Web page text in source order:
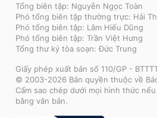
Tổng biên tập: Nguyễn Ngọc Toàn
Phó tổng biên tập thường trực: Hải
Phó tổng biên tập: Lâm Hiếu Dũng
Phó tổng biên tập: Trần Việt Hưng
Tổng thư ký tòa soạn: Đức Trung
Giấy phép xuất bản số 110/GP -
© 2003-2026 Bản quyền thuộc về
Cấm sao chép dưới mọi hình thức
bằng văn bản.